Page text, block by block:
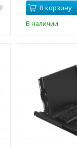
В корзину
В наличии